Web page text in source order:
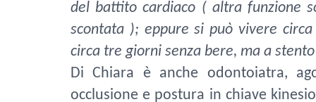
del battito cardiaco ( altra funzione
scontata ); eppure si può vivere
circa tre giorni senza bere, ma a
Di Chiara è anche odontoiatra,
occlusione e postura in chiave